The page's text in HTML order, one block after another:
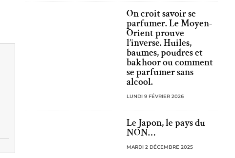
On croit savoir se
parfumer. Le Moyen-
Orient prouve
l’inverse. Huiles,
baumes, poudres et
bakhoor ou comment
se parfumer sans
alcool.
LUNDI 9 FÉVRIER 2026
Le Japon, le pays du
NON…
MARDI 2 DÉCEMBRE 2025